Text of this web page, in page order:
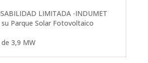
LIMITADA -INDUMET
su Parque Solar Fotovoltaico
3,9 MW